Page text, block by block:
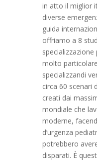
in atto il miglior
diverse
guida
offriamo a 8
molto
specializzandi
circa 60 scenari
creati dai
mondiale che
moderne,
d’urgenza
potrebbero
disparati. È